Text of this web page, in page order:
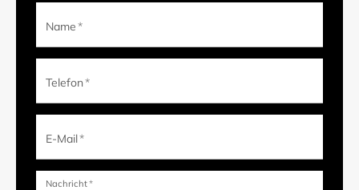
Name*
Telefon*
E-Mail*
Nachricht*